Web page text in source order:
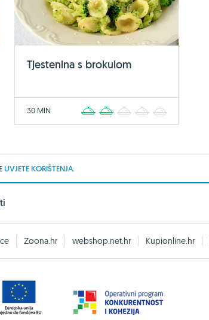
Tjestenina s brokulom
30 MIN 2 3 4
UVJETE KORIŠTENJA.
Zoona.hr webshop.net.hr Kupionline.hr